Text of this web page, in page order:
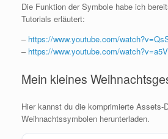
Die Funktion der Symbole habe ich
Tutorials erläutert:
– https://www.youtube.com/
– https://www.youtube.com/
Mein kleines
Hier kannst du die komprimierte Assets-
Weihnachtssymbolen herunterladen.